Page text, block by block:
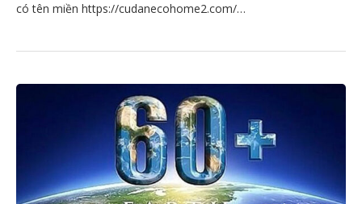
có tên miền https://cudanecohome2.com/…